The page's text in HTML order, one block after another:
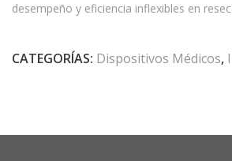
desempeño y eficiencia inflexibles en
CATEGORÍAS: Dispositivos Médicos,